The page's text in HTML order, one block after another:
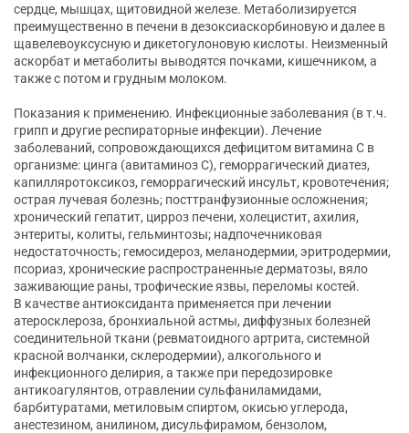
сердце, мышцах, щитовидной железе. Метаболизируется
преимущественно в печени в дезоксиаскорбиновую и далее в
щавелевоуксусную и дикетогулоновую кислоты. Неизменный
аскорбат и метаболиты выводятся почками, кишечником, а
также с потом и грудным молоком.
Показания к применению. Инфекционные заболевания (в т.ч.
грипп и другие респираторные инфекции). Лечение
заболеваний, сопровождающихся дефицитом витамина С в
организме: цинга (авитаминоз С), геморрагический диатез,
капилляротоксикоз, геморрагический инсульт, кровотечения;
острая лучевая болезнь; посттранфузионные осложнения;
хронический гепатит, цирроз печени, холецистит, ахилия,
энтериты, колиты, гельминтозы; надпочечниковая
недостаточность; гемосидероз, меланодермии, эритродермии,
псориаз, хронические распространенные дерматозы, вяло
заживающие раны, трофические язвы, переломы костей.
В качестве антиоксиданта применяется при лечении
атеросклероза, бронхиальной астмы, диффузных болезней
соединительной ткани (ревматоидного артрита, системной
красной волчанки, склеродермии), алкогольного и
инфекционного делирия, а также при передозировке
антикоагулянтов, отравлении сульфаниламидами,
барбитуратами, метиловым спиртом, окисью углерода,
анестезином, анилином, дисульфирамом, бензолом,